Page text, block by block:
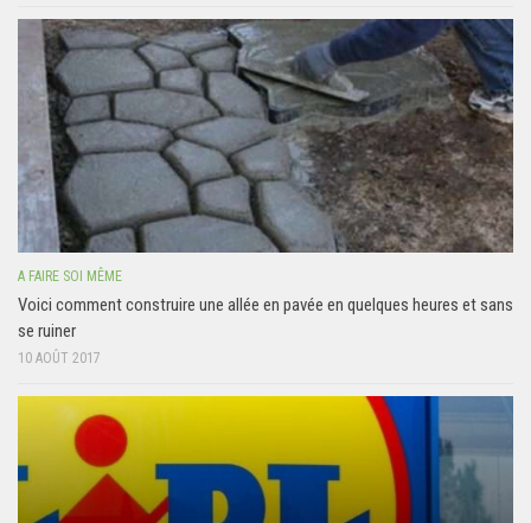
A FAIRE SOI MÊME
Voici comment construire une allée en pavée en quelques heures et sans
se ruiner
10 AOÛT 2017